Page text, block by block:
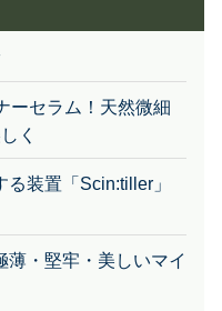
ーセラム！天然微細
く
装置「Scin:tiller」
薄・堅牢・美しいマイ